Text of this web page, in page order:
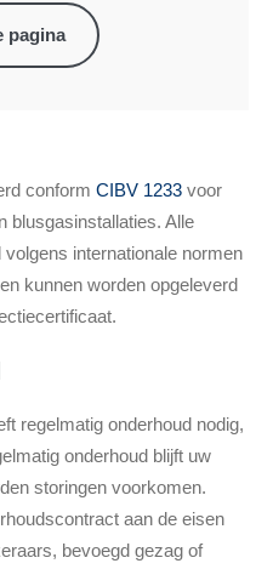
pagina
conform CIBV 1233 voor
blusgasinstallaties. Alle
internationale normen
kunnen worden opgeleverd
regelmatig onderhoud nodig,
onderhoud blijft uw
storingen voorkomen.
aan de eisen
bevoegd gezag of